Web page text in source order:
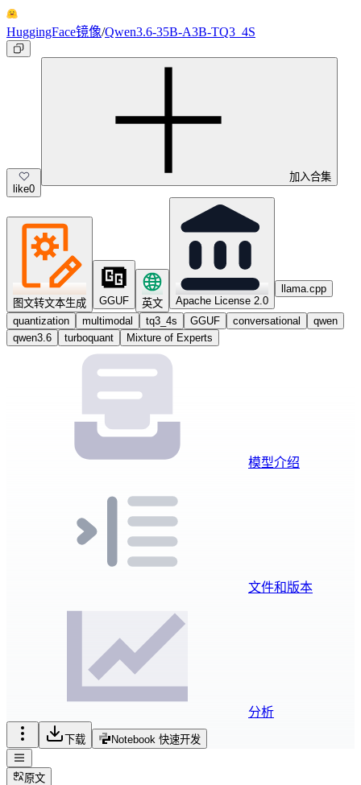
HuggingFace镜像/Qwen3.6-35B-A3B-TQ3_4S
like0
加入合集
图文转文本生成 GGUF 英文 Apache License 2.0
llama.cpp
quantization multimodal tq3_4s GGUF conversational
qwen
qwen3.6
turboquant Mixture of Experts
模型介绍
文件和版本
分析
下载 Notebook 快速开发
原文